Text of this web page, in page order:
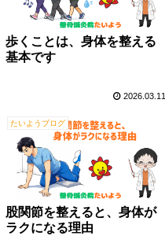
歩くことは、身体を整える
基本です
2026.03.11
たいようブログ
股関節を整えると、身体が
ラクになる理由